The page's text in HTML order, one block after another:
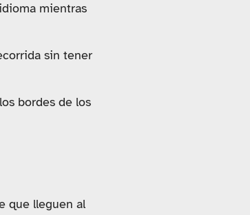
mientras
sin tener
bordes de los
que lleguen al